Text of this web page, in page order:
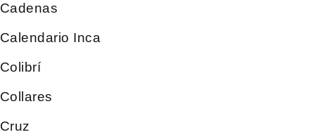
Cadenas
Calendario Inca
Colibrí
Collares
Cruz